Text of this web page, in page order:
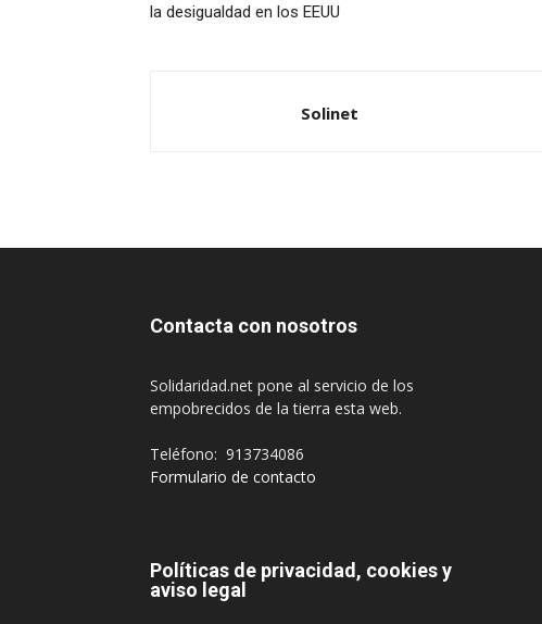
la desigualdad en los EEUU
Solinet
Contacta con nosotros
Solidaridad.net pone al servicio de los
empobrecidos de la tierra esta web.
Teléfono: 913734086
Formulario de contacto
Políticas de privacidad, cookies y
aviso legal